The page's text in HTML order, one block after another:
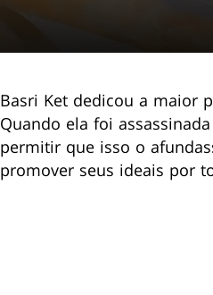
Basri Ket dedicou a maior
Quando ela foi
permitir que isso o
promover seus ideais por